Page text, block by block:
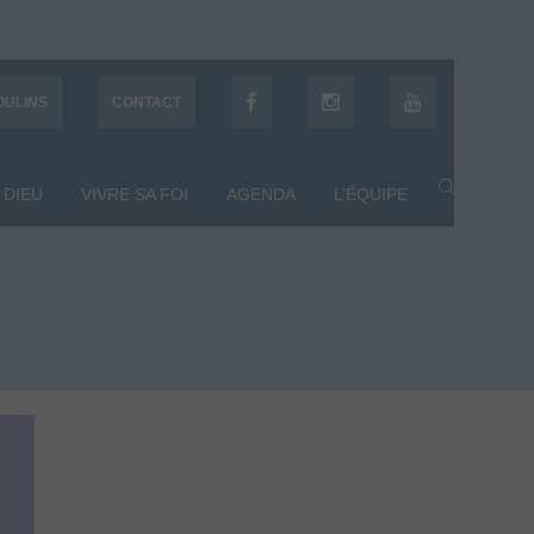
CONTACT
VIVRE SA FOI AGENDA L’ÉQUIPE